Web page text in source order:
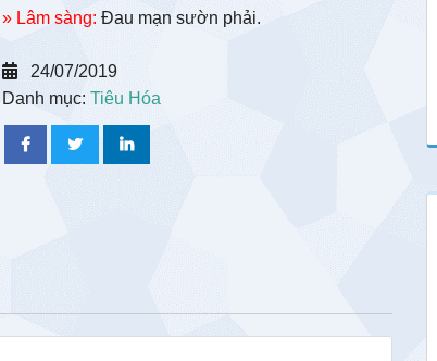
» Lâm sàng: Đau mạn sườn phải.
24/07/2019
Danh mục: Tiêu Hóa